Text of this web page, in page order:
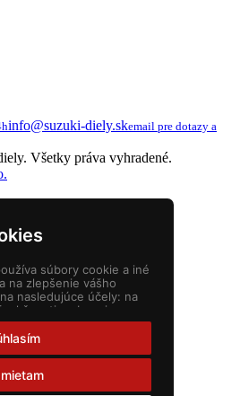
súbory cookie a iné
na zlepšenie vášho
nasledujúce účely: na
webovej
na webe,na meranie
a služby a na
interakcií
sú pre vás
info@suzuki-diely.skemail pre dotazy a
Všetky práva vyhradené.